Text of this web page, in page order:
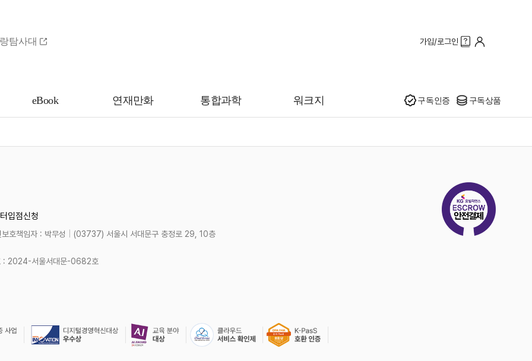
탐사대 가입/로그인
eBook 연재만화 통합과학 워크지 구독인증 구독상품
입점신청
호책임자 : 박무성 (03737) 서울시 서대문구 충정로 29, 10층
: 2024-서울서대문-0682호